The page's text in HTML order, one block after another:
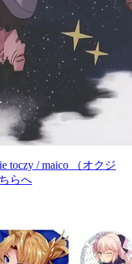
toczy / maico （オクジ
らへ